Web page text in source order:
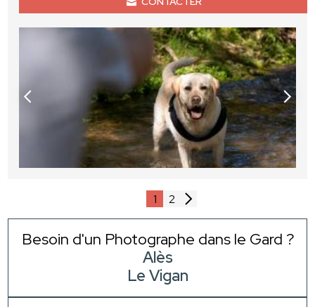
1 2
Besoin d'un Photographe dans le Gard ?
Alès
Le Vigan